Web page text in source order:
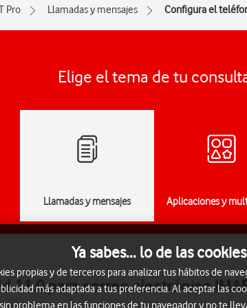
Pro Llamadas y mensajes Configura el
Elige el tema de tu
Llamadas y mensajes Aplicaciones y
11.0 para correo electrónico
Ya sabes... lo de las cookies
propias y de terceros para analizar tus hábitos de
más adaptada a tus preferencia. Al aceptar las
problema en las funciones de tu navegador y no te